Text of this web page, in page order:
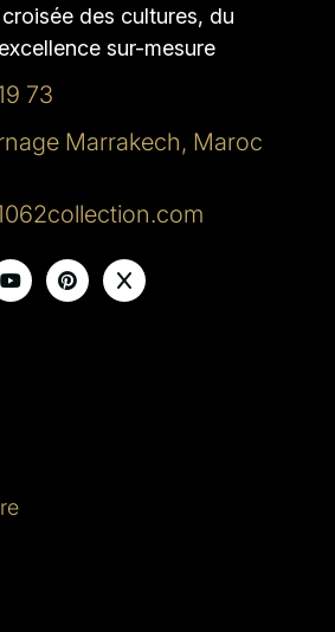
des cultures, du
sur-mesure
73
Marrakech, Maroc